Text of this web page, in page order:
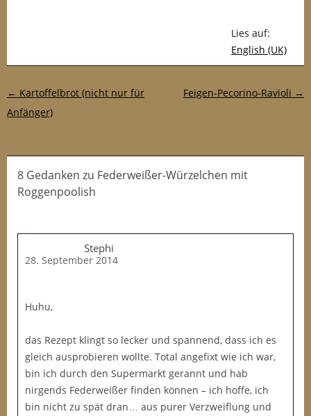
Lies auf:
English (UK)
Post-Navigation
← Kartoffelbrot (nicht nur für
Anfänger)
Feigen-Pecorino-Ravioli →
8 Gedanken zu Federweißer-Würzelchen mit
Roggenpoolish
Stephi
28. September 2014
Huhu,
das Rezept klingt so lecker und spannend, dass ich es
gleich ausprobieren wollte. Total angefixt wie ich war,
bin ich durch den Supermarkt gerannt und hab
nirgends Federweißer finden können – ich hoffe, ich
bin nicht zu spät dran… aus purer Verzweiflung und